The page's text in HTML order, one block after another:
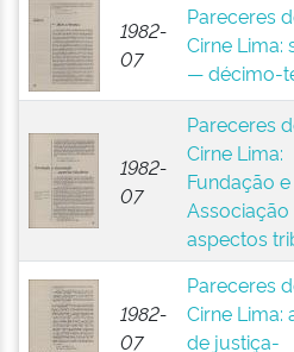
1982-
07
Pareceres
Cirne Lima:
— décimo-
1982-
07
Pareceres
Cirne Lima:
Fundação e
aspectos
1982-
07
Pareceres
Cirne Lima:
de justiça-